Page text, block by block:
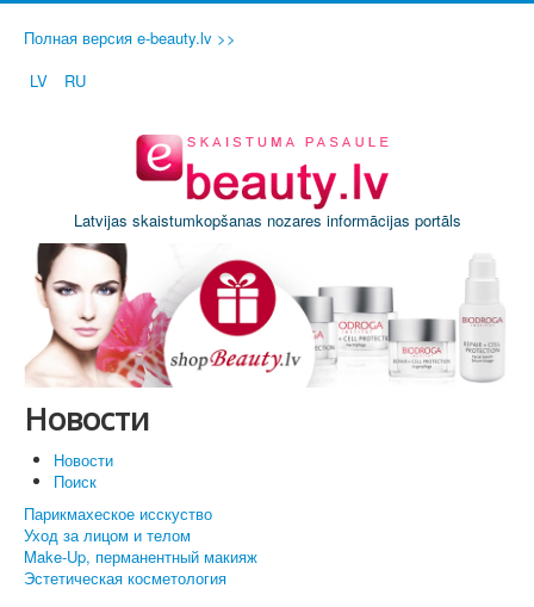
Полная версия e-beauty.lv >>
LV
RU
Latvijas skaistumkopšanas nozares informācijas portāls
Новости
Новости
Поиск
Парикмахеское исскуство
Уход за лицом и телом
Make-Up, перманентный макияж
Эстетическая косметология